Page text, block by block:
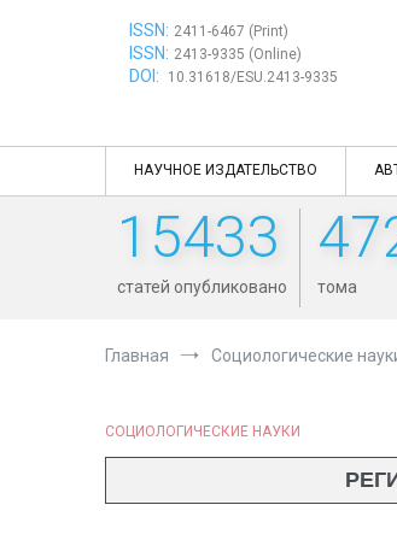
ISSN: 2411-6467 (Print)
ISSN: 2413-9335 (Online)
DOI: 10.31618/ESU.2413-9335
НАУЧНОЕ ИЗДАТЕЛЬСТВО
15433
статей опубликовано тома
Главная Социологические
СОЦИОЛОГИЧЕСКИЕ НАУКИ